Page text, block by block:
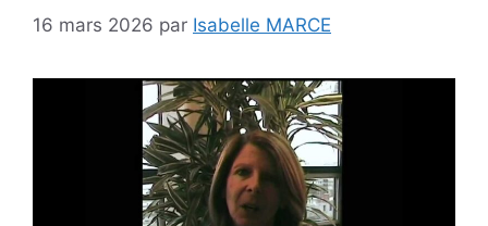
16 mars 2026 par Isabelle MARCE